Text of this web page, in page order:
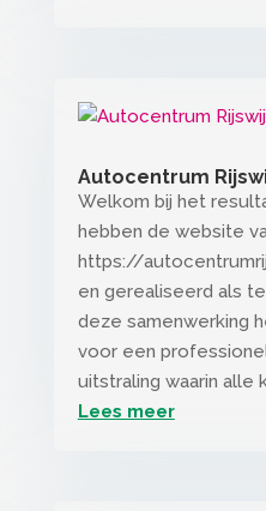
Autocentrum
Welkom bij het
hebben de website
https://
en gerealiseerd als
deze samenwerking
voor een
uitstraling waarin alle
Lees meer